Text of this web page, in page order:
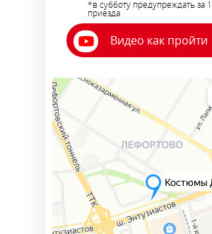
*в субботу предупреждать за
приезда
Видео как пройти